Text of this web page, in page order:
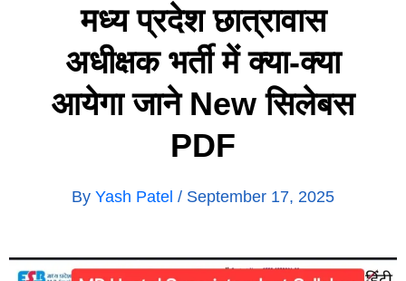
मध्य प्रदेश छात्रावास
अधीक्षक भर्ती में क्या-क्या
आयेगा जाने New सिलेबस
PDF
By Yash Patel / September 17, 2025